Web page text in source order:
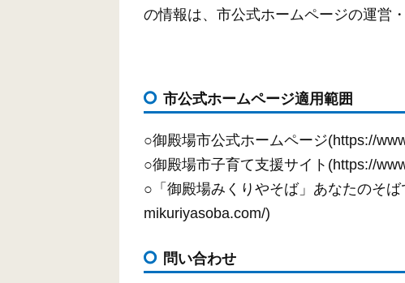
の情報は、市公式ホームページの運営
市公式ホームページ適用範囲
○御殿場市公式ホームページ(https://
○御殿場市子育て支援サイト(https://
○「御殿場みくりやそば」あなたのそ
mikuriyasoba.com/)
問い合わせ